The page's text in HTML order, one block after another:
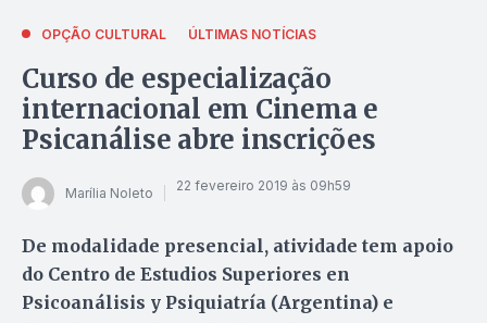
OPÇÃO CULTURAL ÚLTIMAS NOTÍCIAS
Curso de especialização
internacional em Cinema e
Psicanálise abre inscrições
Marília Noleto 22 fevereiro 2019 às 09h59
De modalidade presencial, atividade tem apoio
do Centro de Estudios Superiores en
Psicoanálisis y Psiquiatría (Argentina) e